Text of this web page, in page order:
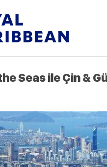
Seas ile Çin &